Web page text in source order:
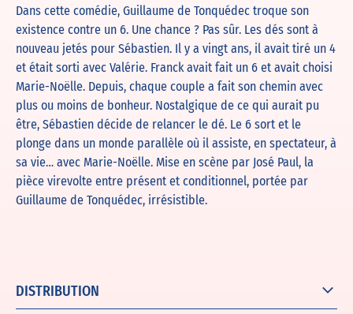
Dans cette comédie, Guillaume de Tonquédectroque son
existence contre un 6. Une chance ? Pas sûr. Les dés sont à
nouveau jetés pour Sébastien. Il y a vingt ans, il avait tiré un 4
et était sorti avec Valérie. Franck avait fait un 6 et avait choisi
Marie-Noëlle. Depuis, chaque couple a fait son chemin avec
plus ou moins de bonheur. Nostalgique de ce qui aurait pu
être, Sébastien décide de relancer le dé. Le 6 sort et le
plonge dans un monde parallèle où il assiste, en spectateur, à
sa vie… avec Marie-Noëlle. Mise en scène par José Paul, la
pièce virevolte entre présent et conditionnel, portée par
Guillaume de Tonquédec, irrésistible.
DISTRIBUTION